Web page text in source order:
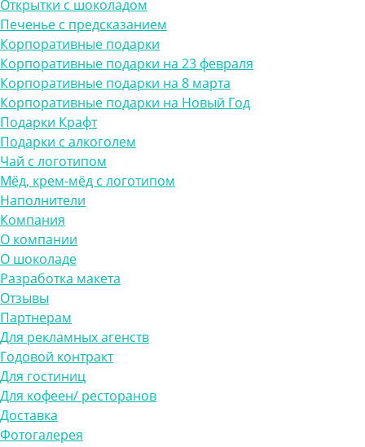
Открытки с шоколадом
Печенье с предсказанием
Корпоративные подарки
Корпоративные подарки на 23 февраля
Корпоративные подарки на 8 марта
Корпоративные подарки на Новый Год
Подарки Крафт
Подарки с алкоголем
Чай с логотипом
Мёд, крем-мёд с логотипом
Наполнители
Компания
О компании
О шоколаде
Разработка макета
Отзывы
Партнерам
Для рекламных агенств
Годовой контракт
Для гостиниц
Для кофеен/ ресторанов
Доставка
Фотогалерея